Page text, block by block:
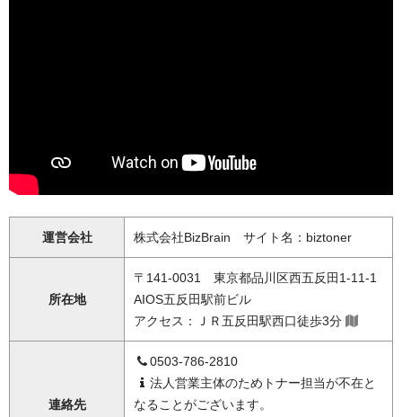
運営会社 株式会社BizBrain サイト名：biztoner
所在地
〒141-0031 東京都品川区西五反田1-11-1
AIOS五反田駅前ビル
アクセス：ＪＲ五反田駅西口徒歩3分
連絡先
0503-786-2810
法人営業主体のためトナー担当が不在と
なることがございます。